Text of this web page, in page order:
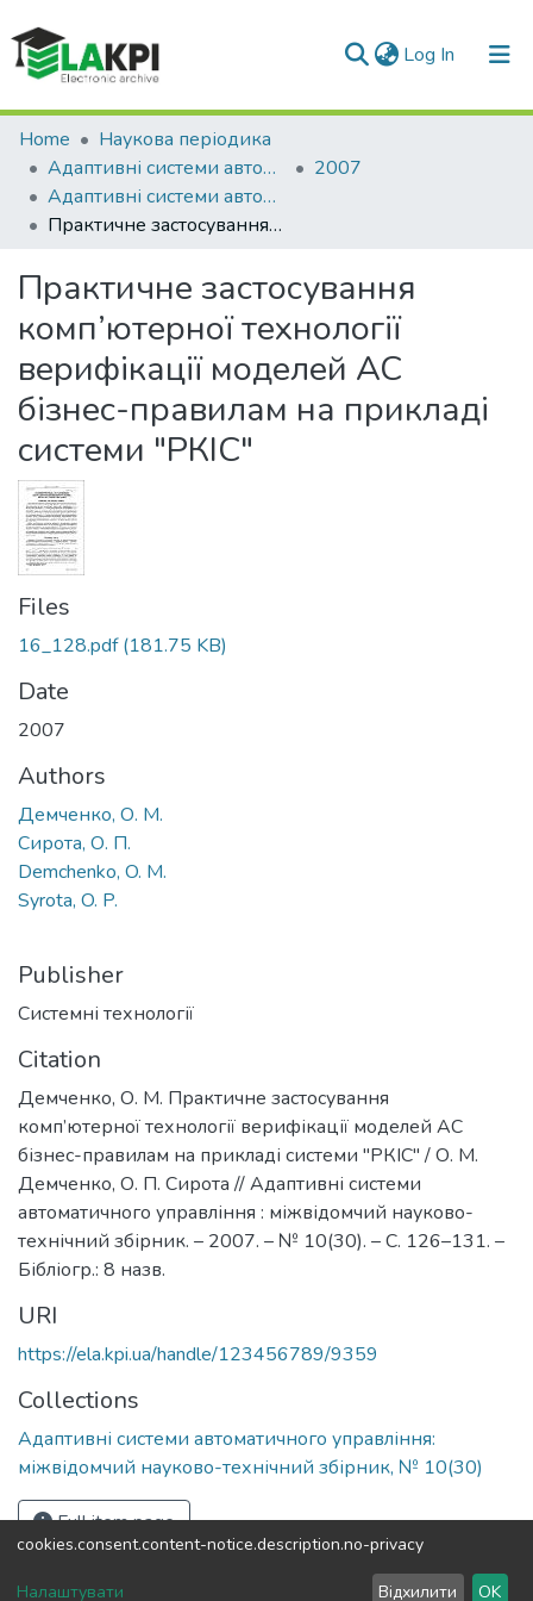
Log In (current)
Communities & Collections
All of DSpace
Statistics
Home
Наукова періодика
Адаптивні системи автоматичного управління
2007
Адаптивні системи автоматичного управління: міжвідомчий науково-технічний збірник, № 10(30)
Практичне застосування комп’ютерної технології верифікації моделей АС бізнес-правилам на прикладі системи "РКІС"
Практичне застосування
комп’ютерної технології
верифікації моделей АС
бізнес-правилам на прикладі
системи "РКІС"
Files
16_128.pdf(181.75 KB)
Date
2007
Authors
Демченко, О. М.
Сирота, О. П.
Demchenko, O. M.
Syrota, O. P.
Publisher
Системні технології
Citation
Демченко, О. М. Практичне застосування
комп’ютерної технології верифікації моделей АС
бізнес-правилам на прикладі системи "РКІС" / О. М.
Демченко, О. П. Сирота // Адаптивні системи
автоматичного управління : міжвідомчий науково-
технічний збірник. – 2007. – № 10(30). – С. 126–131. –
Бібліогр.: 8 назв.
URI
https://ela.kpi.ua/handle/123456789/9359
Collections
Адаптивні системи автоматичного управління:
міжвідомчий науково-технічний збірник, № 10(30)
Full item page
DSpace software copyright © 2002-2026LYRASIS
cookies.consent.content-notice.description.no-privacy
Налаштувати Відхилити OK